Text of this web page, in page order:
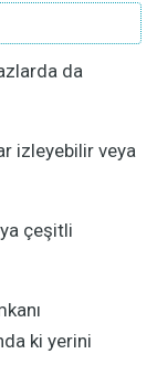
da
izleyebilir veya
çeşitli
ki yerini